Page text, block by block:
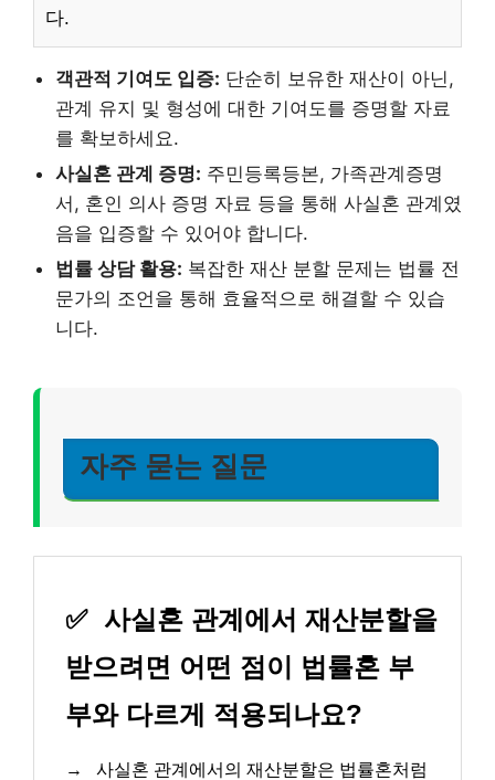
다.
객관적 기여도 입증: 단순히 보유한 재산이 아닌,
관계 유지 및 형성에 대한 기여도를 증명할 자료
를 확보하세요.
사실혼 관계 증명: 주민등록등본, 가족관계증명
서, 혼인 의사 증명 자료 등을 통해 사실혼 관계였
음을 입증할 수 있어야 합니다.
법률 상담 활용: 복잡한 재산 분할 문제는 법률 전
문가의 조언을 통해 효율적으로 해결할 수 있습
니다.
자주 묻는 질문
✅ 사실혼 관계에서 재산분할을
받으려면 어떤 점이 법률혼 부
부와 다르게 적용되나요?
→
사실혼 관계에서의 재산분할은 법률혼처럼